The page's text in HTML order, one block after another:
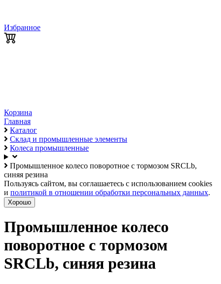
Избранное
Корзина
Главная
Каталог
Склад и промышленные элементы
Колеса промышленные
Промышленное колесо поворотное с тормозом SRCLb,
синяя резина
Пользуясь сайтом, вы соглашаетесь с использованием cookies
и политикой в отношении обработки персональных данных.
Хорошо
Промышленное колесо
поворотное с тормозом
SRCLb, синяя резина